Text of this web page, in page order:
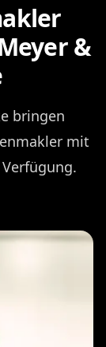
&
bringen
mit